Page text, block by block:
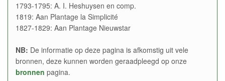
1793-1795: A. I. Heshuysen en comp.
1819: Aan Plantage la Simplicité
1827-1829: Aan Plantage Nieuwstar
NB: De informatie op deze pagina is afkomstig uit vele
bronnen, deze kunnen worden geraadpleegd op onze
bronnen pagina.